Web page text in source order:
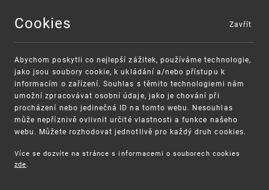
MENU
UPV
Cookies
Abychom poskytli co nejlepší zážitek, používáme technologie,
jako jsou soubory cookie, k ukládání a/nebo přístupu k
informacím o zařízení. Souhlas s těmito technologiemi nám
umožní zpracovávat osobní údaje, jako je chování při
procházení nebo jedinečná ID na tomto webu. Nesouhlas
může nepříznivě ovlivnit určité vlastnosti a funkce našeho
webu. Můžete rozhodovat jednotlivě pro každý druh cookies.
Více se dozvíte na stránce s informacemi o souborech cookies
zde.
Zavřít